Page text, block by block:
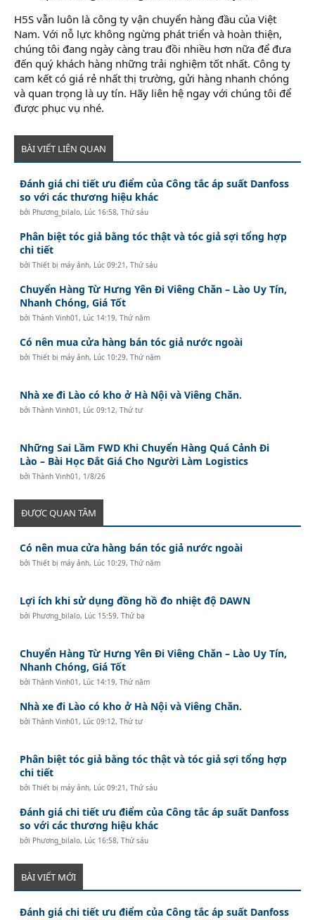
H5S vẫn luôn là công ty vận chuyển hàng đầu của Việt
Nam. Với nỗ lực không ngừng phát triển và hoàn thiện,
chúng tôi đang ngày càng trau đồi nhiều hơn nữa để đưa
đến quý khách hàng những trải nghiệm tốt nhất. Công ty
cam kết có giá rẻ nhất thị trường, gửi hàng nhanh chóng
và quan trọng là uy tín. Hãy liên hệ ngay với chúng tôi để
được phục vụ nhé.
BÀI VIẾT LIÊN QUAN
Đánh giá chi tiết ưu điểm của Công tắc áp suất Danfoss
so với các thương hiệu khác
bởi Phương_bilalo, Lúc 16:58, Thứ sáu
Phân biệt tóc giả bằng tóc thật và tóc giả sợi tổng hợp
chi tiết
bởiThiết bị máy ảnh, Lúc 09:21, Thứ sáu
Chuyển Hàng Từ Hưng Yên Đi Viêng Chăn – Lào Uy Tín,
Nhanh Chóng, Giá Tốt
bởiThành Vinh01 , Lúc 14:19, Thứ năm
Có nên mua cửa hàng bán tóc giả nước ngoài
bởiThiết bị máy ảnh, Lúc 10:29, Thứ năm
Nhà xe đi Lào có kho ở Hà Nội và Viêng Chăn.
bởiThành Vinh01 , Lúc 09:12, Thứ tư
Những Sai Lầm FWD Khi Chuyển Hàng Quá Cảnh Đi
Lào – Bài Học Đắt Giá Cho Người Làm Logistics
bởiThành Vinh01 , 1/8/26
ĐƯỢC QUAN TÂM
Có nên mua cửa hàng bán tóc giả nước ngoài
bởiThiết bị máy ảnh, Lúc 10:29, Thứ năm
Lợi ích khi sử dụng đồng hồ đo nhiệt độ DAWN
bởi Phương_bilalo, Lúc 15:59, Thứ ba
Chuyển Hàng Từ Hưng Yên Đi Viêng Chăn – Lào Uy Tín,
Nhanh Chóng, Giá Tốt
bởiThành Vinh01 , Lúc 14:19, Thứ năm
Nhà xe đi Lào có kho ở Hà Nội và Viêng Chăn.
bởiThành Vinh01 , Lúc 09:12, Thứ tư
Phân biệt tóc giả bằng tóc thật và tóc giả sợi tổng hợp
chi tiết
bởiThiết bị máy ảnh, Lúc 09:21, Thứ sáu
Đánh giá chi tiết ưu điểm của Công tắc áp suất Danfoss
so với các thương hiệu khác
bởi Phương_bilalo, Lúc 16:58, Thứ sáu
BÀI VIẾT MỚI
Đánh giá chi tiết ưu điểm của Công tắc áp suất Danfoss